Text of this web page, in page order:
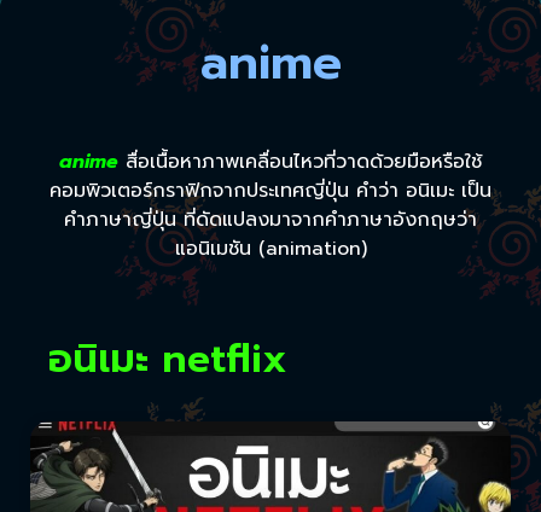
anime
anime สื่อเนื้อหาภาพเคลื่อนไหวที่วาดด้วยมือหรือใช้
คอมพิวเตอร์กราฟิกจากประเทศญี่ปุ่น คำว่า อนิเมะ เป็น
คำภาษาญี่ปุ่น ที่ดัดแปลงมาจากคำภาษาอังกฤษว่า
แอนิเมชัน (animation)
อนิเมะ netflix